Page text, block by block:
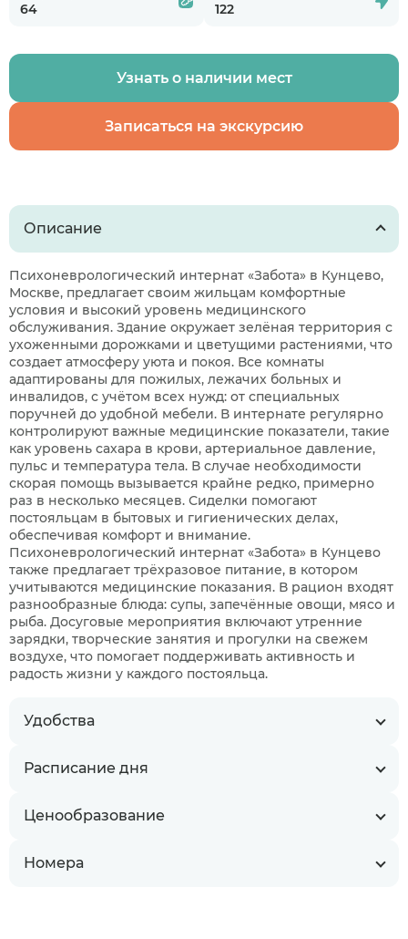
64 122
Узнать о наличии мест
Записаться на экскурсию
Описание
Удобства
Расписание дня
Ценообразование
Номера
Психоневрологический интернат «Забота» в Кунцево,
Москве, предлагает своим жильцам комфортные
условия и высокий уровень медицинского
обслуживания. Здание окружает зелёная территория с
ухоженными дорожками и цветущими растениями, что
создает атмосферу уюта и покоя. Все комнаты
адаптированы для пожилых, лежачих больных и
инвалидов, с учётом всех нужд: от специальных
поручней до удобной мебели. В интернате регулярно
контролируют важные медицинские показатели, такие
как уровень сахара в крови, артериальное давление,
пульс и температура тела. В случае необходимости
скорая помощь вызывается крайне редко, примерно
раз в несколько месяцев. Сиделки помогают
постояльцам в бытовых и гигиенических делах,
обеспечивая комфорт и внимание.
Психоневрологический интернат «Забота» в Кунцево
также предлагает трёхразовое питание, в котором
учитываются медицинские показания. В рацион входят
разнообразные блюда: супы, запечённые овощи, мясо и
рыба. Досуговые мероприятия включают утренние
зарядки, творческие занятия и прогулки на свежем
воздухе, что помогает поддерживать активность и
радость жизни у каждого постояльца.